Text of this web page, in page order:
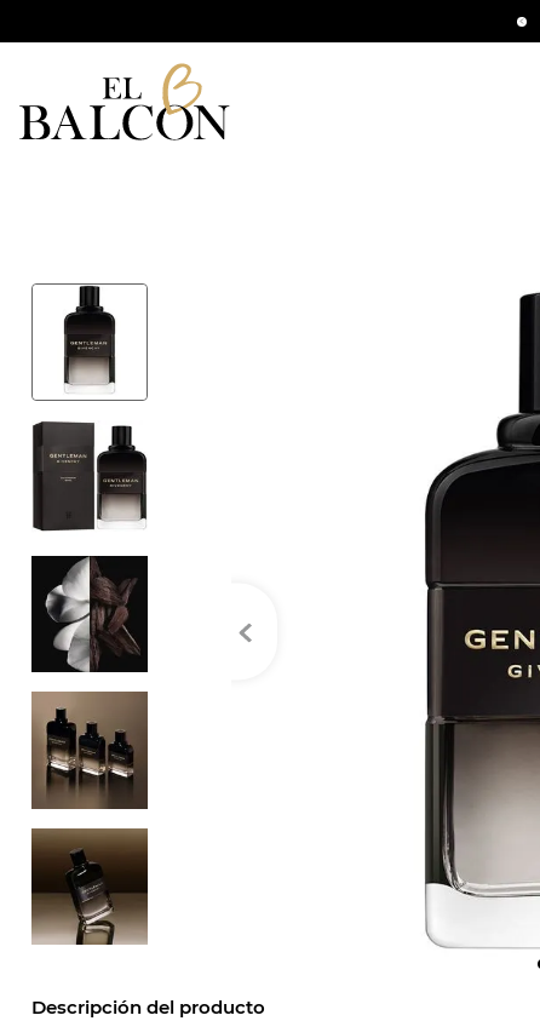
Descripción del producto